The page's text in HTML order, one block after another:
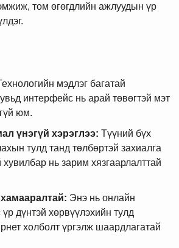
том өгөгдлийн ажлуудын үр
мэдлэг багатай
интерфейс нь арай төвөгтэй мэт
юм.
үнэгүй хэрэглээ: Түүний бүх
тулд танд төлбөртэй захиалга
хувилбар нь зарим хязгаарлалттай
Энэ нь онлайн
үр дүнтэй хөрвүүлэхийн тулд
холболт үргэлж шаардлагатай